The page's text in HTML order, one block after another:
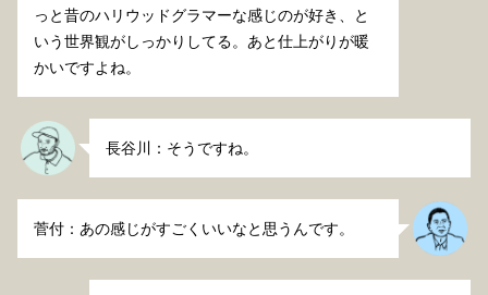
っと昔のハリウッドグラマーな感じのが好き、と
いう世界観がしっかりしてる。あと仕上がりが暖
かいですよね。
長谷川：そうですね。
菅付：あの感じがすごくいいなと思うんです。